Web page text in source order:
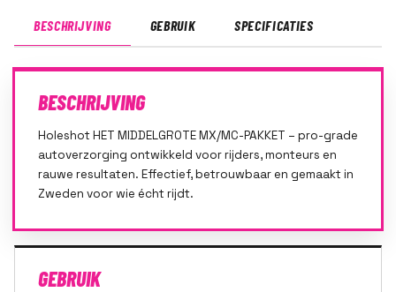
BESCHRIJVING GEBRUIK SPECIFICATIES
BESCHRIJVING
Holeshot HET MIDDELGROTE MX/MC-PAKKET – pro-grade
autoverzorging ontwikkeld voor rijders, monteurs en
rauwe resultaten. Effectief, betrouwbaar en gemaakt in
Zweden voor wie écht rijdt.
GEBRUIK